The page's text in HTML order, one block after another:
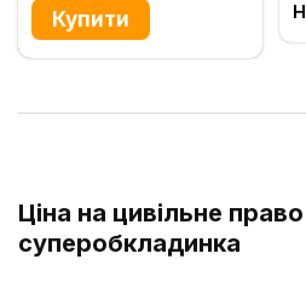
Ціна на цивільне
суперобкладинка